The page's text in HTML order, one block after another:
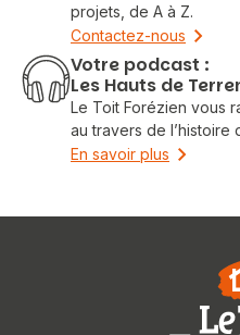
projets, de A à Z.
Contactez-nous
Votre podcast :
Les Hauts de
Le Toit Forézien vous
au travers de l’histoire
En savoir plus